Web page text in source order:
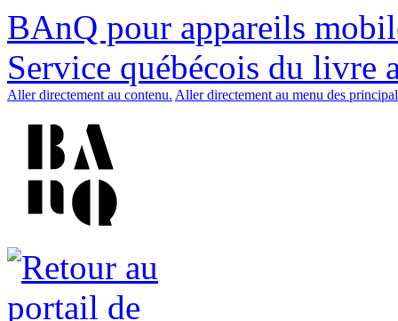
BAnQ pour appareils
Service québécois du livre
Aller directement au contenu. Aller directement au menu des